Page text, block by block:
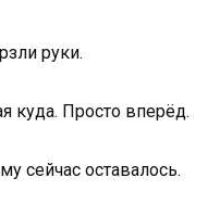
руки.
куда. Просто вперёд.
сейчас оставалось.